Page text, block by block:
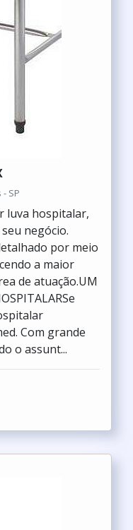
- SP
luva hospitalar,
negócio.
por meio
a maior
de atuação.UM
Com grande
o assunt...